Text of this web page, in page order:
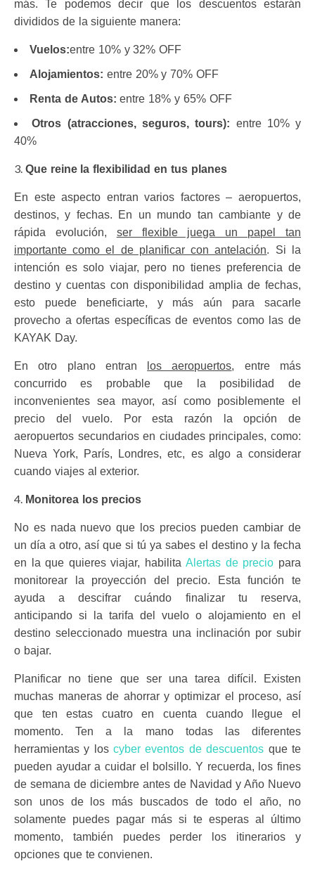
más. Te podemos decir que los descuentos estarán
divididos de la siguiente manera:
Vuelos:entre 10% y 32% OFF
Alojamientos: entre 20% y 70% OFF
Renta de Autos:entre 18% y 65% OFF
Otros (atracciones, seguros, tours): entre 10% y
40%
Que reine la flexibilidad en tus planes
En este aspecto entran varios factores – aeropuertos,
destinos, y fechas. En un mundo tan cambiante y de
rápida evolución, ser flexible juega un papel tan
importante como el de planificar con antelación. Si la
intención es solo viajar, pero no tienes preferencia de
destino y cuentas con disponibilidad amplia de fechas,
esto puede beneficiarte, y más aún para sacarle
provecho a ofertas específicas de eventos como las de
KAYAK Day.
En otro plano entran los aeropuertos, entre más
concurrido es probable que la posibilidad de
inconvenientes sea mayor, así como posiblemente el
precio del vuelo. Por esta razón la opción de
aeropuertos secundarios en ciudades principales, como:
Nueva York, París, Londres, etc, es algo a considerar
cuando viajes al exterior.
Monitorea los precios
No es nada nuevo que los precios pueden cambiar de
un día a otro, así que si tú ya sabes el destino y la fecha
en la que quieres viajar, habilitaAlertas de precio para
monitorear la proyección del precio. Esta función te
ayuda a descifrar cuándo finalizar tu reserva,
anticipando si la tarifa del vuelo o alojamiento en el
destino seleccionado muestra una inclinación por subir
o bajar.
Planificar no tiene que ser una tarea difícil. Existen
muchas maneras de ahorrar y optimizar el proceso, así
que ten estas cuatro en cuenta cuando llegue el
momento. Ten a la mano todas las diferentes
herramientas y loscyber eventos de descuentos que te
pueden ayudar a cuidar el bolsillo. Y recuerda, los fines
de semana de diciembre antes de Navidad y Año Nuevo
son unos de los más buscados de todo el año, no
solamente puedes pagar más si te esperas al último
momento, también puedes perder los itinerarios y
opciones que te convienen.